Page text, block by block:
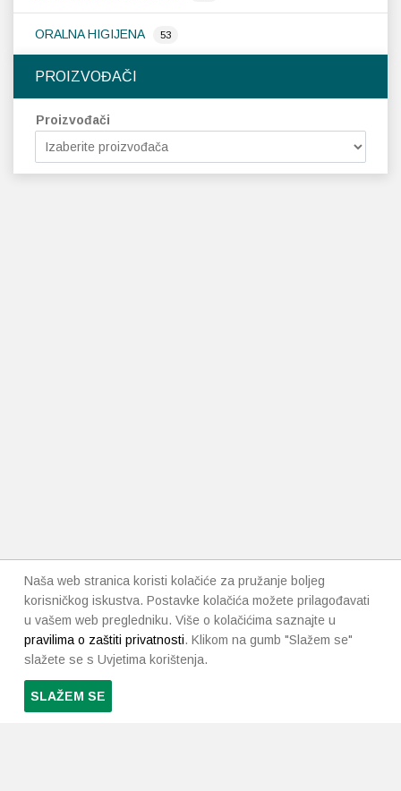
ORALNA HIGIJENA 53
PROIZVOĐAČI
Proizvođači
Naša web stranica koristi kolačiće za pružanje boljeg
korisničkog iskustva. Postavke kolačića možete prilagođavati
u vašem web pregledniku. Više o kolačićima saznajte u
pravilima o zaštiti privatnosti. Klikom na gumb "Slažem se"
slažete se s Uvjetima korištenja.
SLAŽEM SE